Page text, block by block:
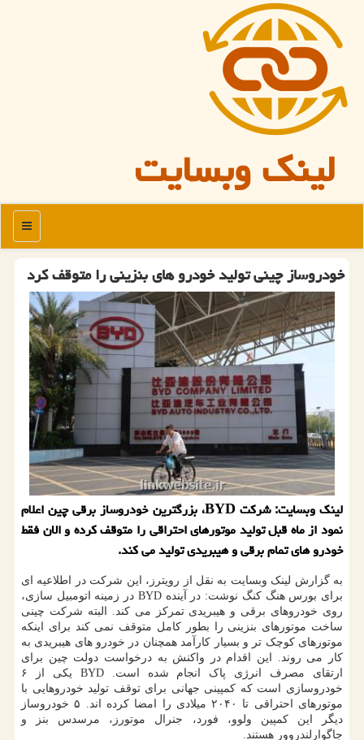
لینک وبسایت
منو
خودروساز چینی تولید خودرو های بنزینی را متوقف کرد
لینک وبسایت: شرکت BYD، بزرگترین خودروساز برقی چین اعلام
نمود از ماه قبل تولید موتورهای احتراقی را متوقف کرده و الان فقط
خودرو های تمام برقی و هیبریدی تولید می کند.
به گزارش لینک وبسایت به نقل از رویترز، این شرکت در اطلاعیه ای
برای بورس هنگ کنگ نوشت: در آینده BYD در زمینه اتومبیل سازی،
روی خودروهای برقی و هیبریدی تمرکز می کند. البته شرکت چینی
ساخت موتورهای بنزینی را بطور کامل متوقف نمی کند برای اینکه
موتورهای کوچک تر و بسیار کارآمد همچنان در خودرو های هیبریدی به
کار می روند. این اقدام در واکنش به درخواست دولت چین برای
ارتقای مصرف انرژی پاک انجام شده است. BYD یکی از ۶
خودروسازی است که کمپینی جهانی برای توقف تولید خودروهایی با
موتورهای احتراقی تا ۲۰۴۰ میلادی را امضا کرده اند. ۵ خودروساز
دیگر این کمپین ولوو، فورد، جنرال موتورز، مرسدس بنز و
جاگوارلندروور هستند.